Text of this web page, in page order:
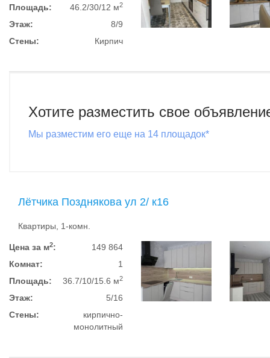
Площадь:
46.2/30/12 м2
Этаж:
8/9
Стены:
Кирпич
Хотите разместить свое
Мы разместим его еще на 14 площадок*
Лётчика Позднякова ул 2/ к16
Квартиры, 1-комн.
Цена за м2:
149 864
Комнат:
1
Площадь:
36.7/10/15.6 м2
Этаж:
5/16
Стены:
кирпично-
монолитный